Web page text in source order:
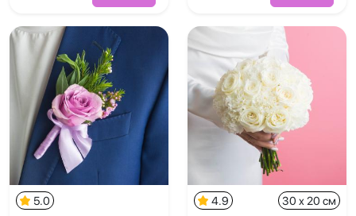
5.0 4.9 30 x 20 см